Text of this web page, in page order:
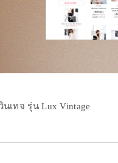
เทจ รุ่น Lux Vintage